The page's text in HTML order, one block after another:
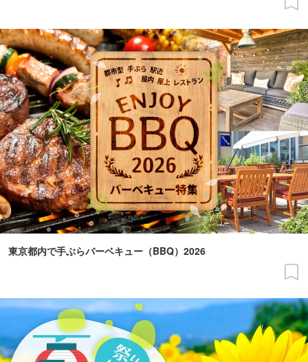
東京都内で手ぶらバーベキュー（BBQ）2026